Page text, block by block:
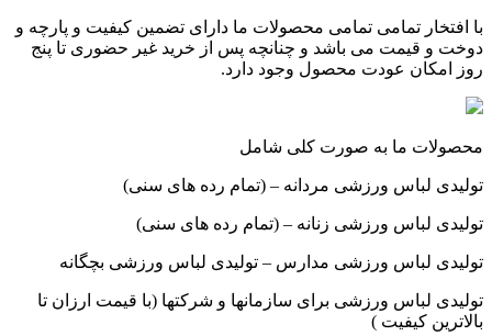
با افتخار تمامی تمامی محصولات ما دارای تضمین کیفیت و پارچه و
دوخت و قیمت می باشد و چنانچه پس از خرید غیر حضوری تا پنج
روز امکان عودت محصول وجود دارد.
محصولات ما به صورت کلی شامل
تولیدی لباس ورزشی مردانه – (تمام رده های سنی)
تولیدی لباس ورزشی زنانه – (تمام رده های سنی)
تولیدی لباس ورزشی مدارس – تولیدی لباس ورزشی بچگانه
تولیدی لباس ورزشی برای سازمانها و شرکتها (با قیمت ارزان تا
بالاترین کیفیت )